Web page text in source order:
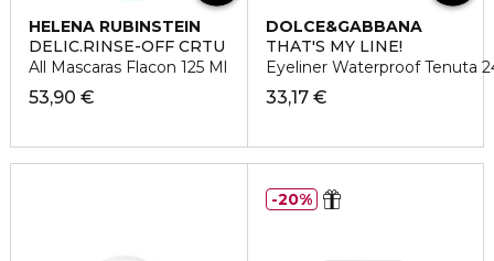
HELENA RUBINSTEIN
DELIC.RINSE-OFF CRTU
All Mascaras Flacon 125 Ml
53,90 €
DOLCE&GABBANA
THAT'S MY LINE!
Eyeliner Waterproof Tenuta
33,17 €
20%